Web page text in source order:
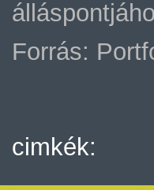
Forrás:
cimkék: